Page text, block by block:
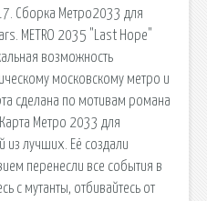
Сборка Метро2033 для
METRO 2035 "Last Hope"
возможность
московскому метро и
сделана по мотивам романа
Метро 2033 для
из лучших. Её создали
перенесли все события в
с мутанты, отбивайтесь от